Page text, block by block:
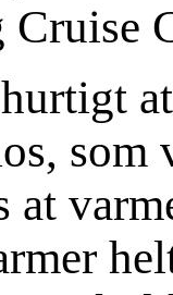
som
at